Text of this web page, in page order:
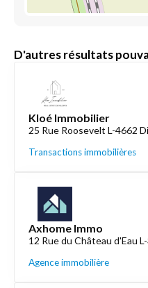
D'autres résultats
Kloé Immobilier
25 Rue Roosevelt L-4662
Transactions immobilières
Axhome Immo
12 Rue du Château d'Eau
Agence immobilière